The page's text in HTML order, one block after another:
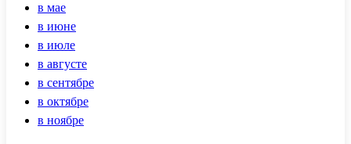
в мае
в июне
в июле
в августе
в сентябре
в октябре
в ноябре